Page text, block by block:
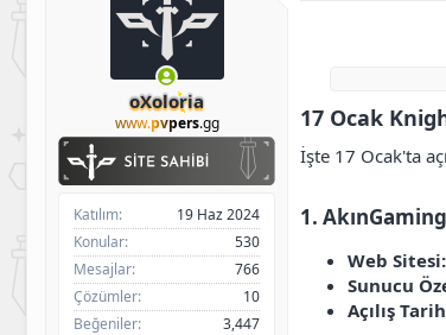
a
n
g
ı
ç
t
a
r
i
i
oXoloria
www.pvpers.gg
Katılım
19 Haz 2024
Konular
530
Mesajlar
766
Çözümler
10
Beğeniler
3,447
17 Ocak
İşte 17 Ocak'ta
1. AkınGaming
Web Sitesi:
Sunucu
Açılış